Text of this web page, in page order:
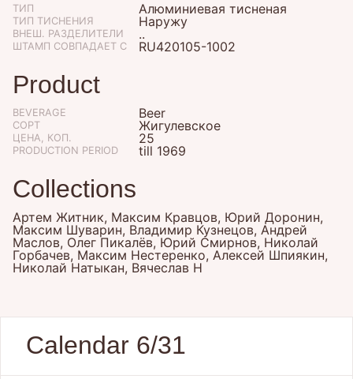
ТИП Алюминиевая тисненая
ТИП ТИСНЕНИЯ Наружу
ВНЕШ. РАЗДЕЛИТЕЛИ ..
ШТАМП СОВПАДАЕТ С RU420105-1002
Product
BEVERAGE Beer
СОРТ Жигулевское
ЦЕНА, КОП. 25
PRODUCTION PERIOD till 1969
Collections
Артем Житник, Максим Кравцов, Юрий Доронин,
Максим Шуварин, Владимир Кузнецов, Андрей
Маслов, Олег Пикалёв, Юрий Смирнов, Николай
Горбачев, Максим Нестеренко, Алексей Шпиякин,
Николай Натыкан, Вячеслав Н
Calendar 6/31